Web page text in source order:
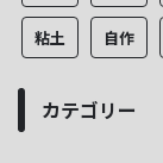
粘土 自作
カテゴリー